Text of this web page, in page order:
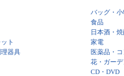
バッグ・
食品
日本酒・
ト
家電
器具
医薬品・
花・ガー
CD・DVD